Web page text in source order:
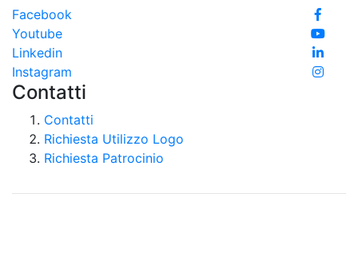
Facebook
Youtube
Linkedin
Instagram
Contatti
Contatti
Richiesta Utilizzo Logo
Richiesta Patrocinio